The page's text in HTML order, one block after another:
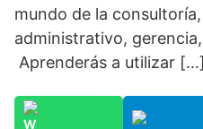
mundo de la
administrativo,
Aprenderás a utilizar […]